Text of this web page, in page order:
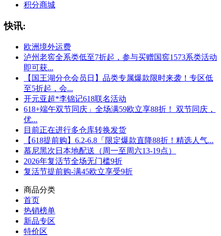
积分商城
快讯:
欧洲境外运费
泸州老窖全系类低至7折起，参与买赠国窖1573系类活动
即可获...
【国王湖分仓会员日】品类专属爆款限时来袭！专区低
至5折起，会...
开元亚超*李锦记618联名活动
618+端午双节同庆」全场满59欧立享88折！ 双节同庆，
优...
目前正在进行多仓库转换发货
【618提前购】6.2-6.8「限定爆款直降88折！精选人气...
慕尼黑次日本地配送（周一至周六13-19点）
2026年复活节全场无门槛9折
复活节提前购-满45欧立享受9折
商品分类
首页
热销榜单
新品专区
特价区